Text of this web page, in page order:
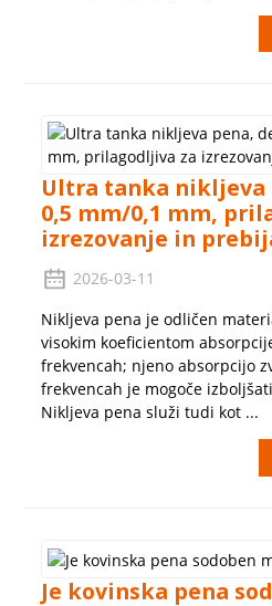
Ultra tanka nikljeva
0,5 mm/0,1 mm,
izrezovanje in
2026-03-11
Nikljeva pena je odličen
visokim koeficientom
frekvencah; njeno absorpcijo
frekvencah je mogoče
Nikljeva pena služi tudi kot ...
Je kovinska pena